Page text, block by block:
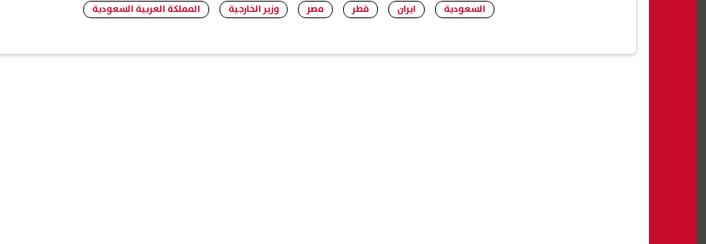
السعودية ايران قطر مصر وزير الخارجية المملكة العربية السعودية